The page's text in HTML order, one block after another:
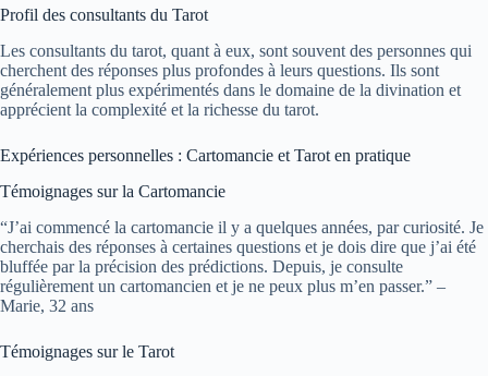
Profil des consultants du Tarot
Les consultants du tarot, quant à eux, sont souvent des personnes qui
cherchent des réponses plus profondes à leurs questions. Ils sont
généralement plus expérimentés dans le domaine de la divination et
apprécient la complexité et la richesse du tarot.
Expériences personnelles : Cartomancie et Tarot en pratique
Témoignages sur la Cartomancie
“J’ai commencé la cartomancie il y a quelques années, par curiosité. Je
cherchais des réponses à certaines questions et je dois dire que j’ai été
bluffée par la précision des prédictions. Depuis, je consulte
régulièrement un cartomancien et je ne peux plus m’en passer.” –
Marie, 32 ans
Témoignages sur le Tarot